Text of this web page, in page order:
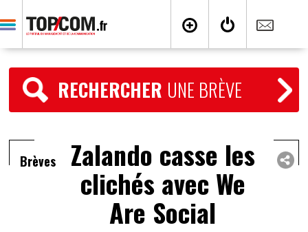
RECHERCHER UNE BRÈVE
Brèves Zalando casse les
clichés avec We
Are Social